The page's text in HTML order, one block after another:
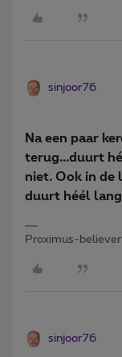
sinjoor76
Na een paar
terug...duurt
niet. Ook in de
duurt héél
Proximus-believer
sinjoor76